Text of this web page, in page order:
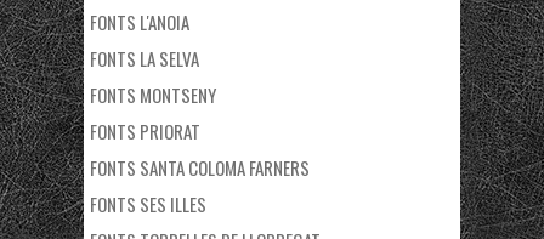
FONTS L'ANOIA
FONTS LA SELVA
FONTS MONTSENY
FONTS PRIORAT
FONTS SANTA COLOMA FARNERS
FONTS SES ILLES